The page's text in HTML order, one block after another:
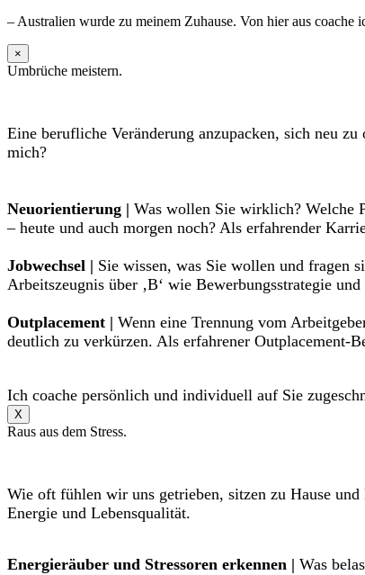
– Australien wurde zu meinem Zuhause. Von hier aus coache
×
Umbrüche meistern.
Eine berufliche Veränderung anzupacken, sich neu
mich?
Neuorientierung | Was wollen Sie wirklich? Welche
– heute und auch morgen noch? Als erfahrender
Jobwechsel | Sie wissen, was Sie wollen und fragen
Arbeitszeugnis über ‚B‘ wie Bewerbungsstrategie
Outplacement | Wenn eine Trennung vom
deutlich zu verkürzen. Als erfahrener Outplacement-
Ich coache persönlich und individuell auf Sie
X
Raus aus dem Stress.
Wie oft fühlen wir uns getrieben, sitzen zu Hause
Energie und Lebensqualität.
Energieräuber und Stressoren erkennen | Was